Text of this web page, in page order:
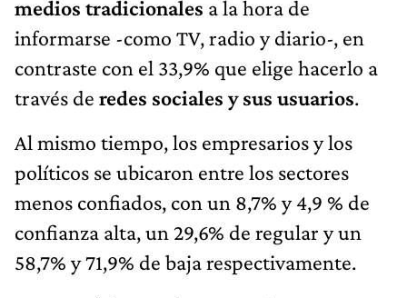
medios tradicionales a la hora de
informarse -como TV, radio y diario-, en
contraste con el 33,9% que elige hacerlo a
través de redes sociales y sus usuarios.
Al mismo tiempo, los empresarios y los
políticos se ubicaron entre los sectores
menos confiados, con un 8,7% y 4,9 % de
confianza alta, un 29,6% de regular y un
58,7% y 71,9% de baja respectivamente.